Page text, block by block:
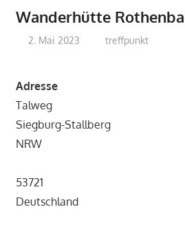
Wanderhütte
2. Mai 2023 treffpunkt
Adresse
Talweg
Siegburg-Stallberg
NRW
53721
Deutschland